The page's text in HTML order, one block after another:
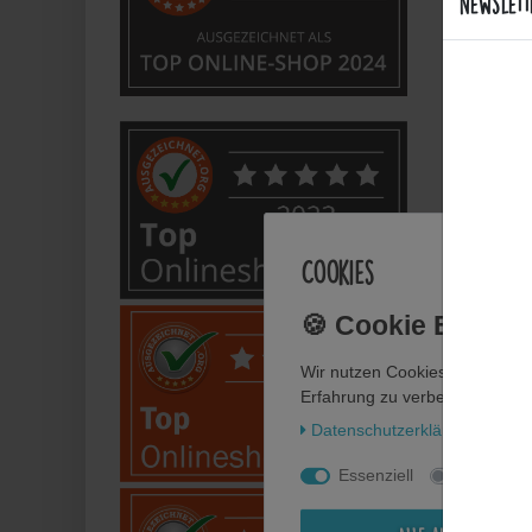
Cookies
Wir nutzen Cookies auf
Erfahrung zu verbessern.
Daten­schutz­erklärung
Essenziell